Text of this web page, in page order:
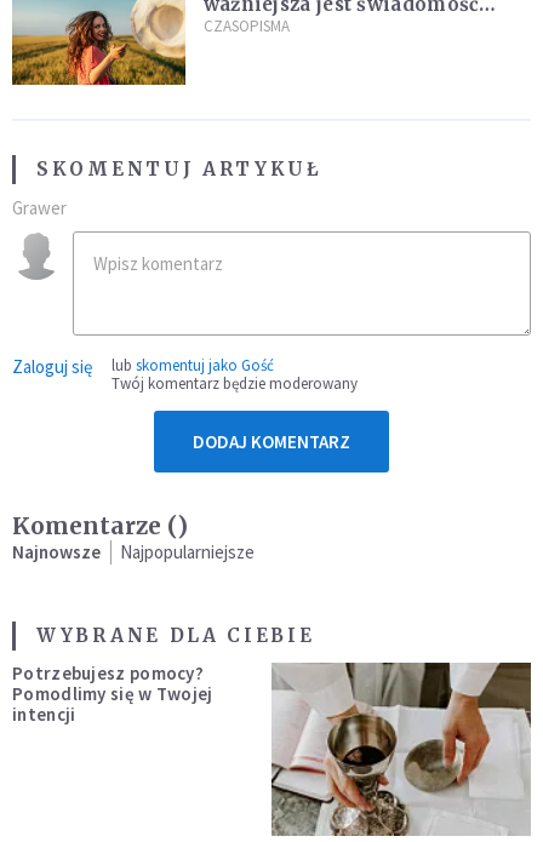
kierunku
CZASOPISMA
SKOMENTUJ ARTYKUŁ
Grawer
Zaloguj się lub skomentuj jako Gość
Twój komentarz będzie moderowany
DODAJ KOMENTARZ
Komentarze ()
Najnowsze Najpopularniejsze
WYBRANE DLA CIEBIE
Potrzebujesz pomocy?
Pomodlimy się w Twojej
intencji